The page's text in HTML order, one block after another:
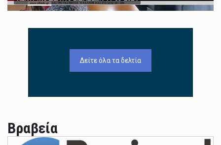
Δείτε όλα τα δελτία
Βραβεία